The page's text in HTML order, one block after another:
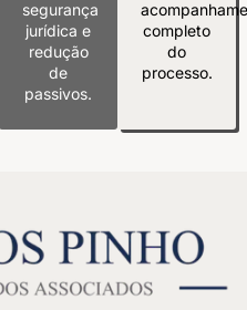
segurança
jurídica e
redução
de
passivos.
completo
do
processo.